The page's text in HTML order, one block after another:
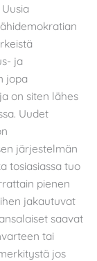
ja
jopa
on siten lähes
Uudet
järjestelmän
tosiasiassa tuo
pienen
jakautuvat
saavat
tai
jos